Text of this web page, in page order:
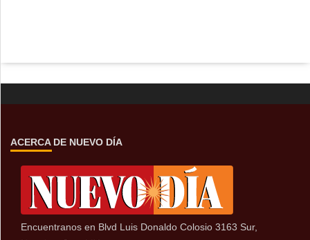
ACERCA DE NUEVO DÍA
Encuentranos en Blvd Luis Donaldo Colosio 3163 Sur,